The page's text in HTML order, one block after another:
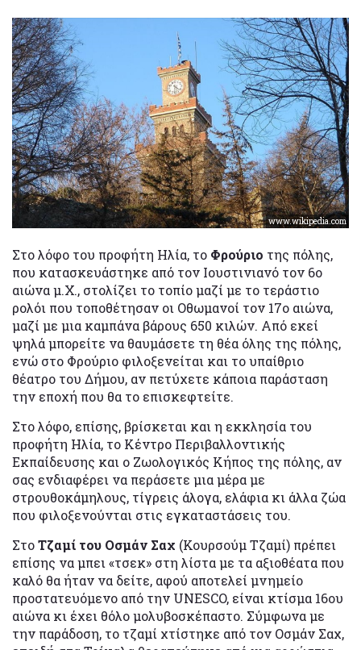
www.wikipedia.com
Στο λόφο του προφήτη Ηλία, το Φρούριο της πόλης,
που κατασκευάστηκε από τον Ιουστινιανό τον 6ο
αιώνα μ.Χ., στολίζει το τοπίο μαζί με το τεράστιο
ρολόι που τοποθέτησαν οι Οθωμανοί τον 17ο αιώνα,
μαζί με μια καμπάνα βάρους 650 κιλών. Από εκεί
ψηλά μπορείτε να θαυμάσετε τη θέα όλης της πόλης,
ενώ στο Φρούριο φιλοξενείται και το υπαίθριο
θέατρο του Δήμου, αν πετύχετε κάποια παράσταση
την εποχή που θα το επισκεφτείτε.
Στο λόφο, επίσης, βρίσκεται και η εκκλησία του
προφήτη Ηλία, το Κέντρο Περιβαλλοντικής
Εκπαίδευσης και ο Ζωολογικός Κήπος της πόλης, αν
σας ενδιαφέρει να περάσετε μια μέρα με
στρουθοκάμηλους, τίγρεις άλογα, ελάφια κι άλλα ζώα
που φιλοξενούνται στις εγκαταστάσεις του.
ΣτοΤζαμί του Οσμάν Σαχ (Κουρσούμ Τζαμί) πρέπει
επίσης να μπει «τσεκ» στη λίστα με τα αξιοθέατα που
καλό θα ήταν να δείτε, αφού αποτελεί μνημείο
προστατευόμενο από την UNESCO, είναι κτίσμα 16ου
αιώνα κι έχει θόλο μολυβοσκέπαστο. Σύμφωνα με
την παράδοση, το τζαμί χτίστηκε από τον Οσμάν Σαχ,